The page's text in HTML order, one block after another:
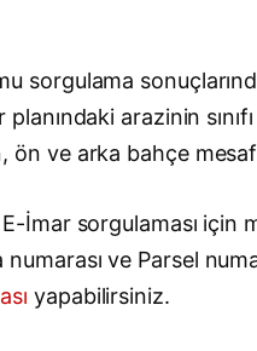
sorgulama
arazinin
ön ve arka bahçe
İmar sorgulaması
numarası ve Parsel
yapabilirsiniz.